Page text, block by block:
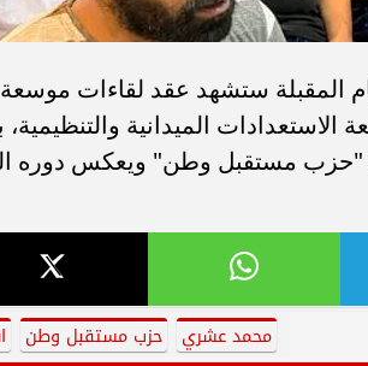
المقبلة ستشهد عقد لقاءات موسعة
الاستعدادات الميدانية
"حزب مستقبل وطن" ويعكس دوره
محمد عشري حزب مستقبل وطن